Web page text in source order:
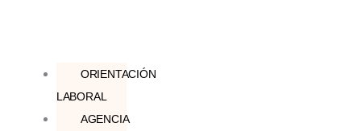
ORIENTACIÓN
LABORAL
AGENCIA